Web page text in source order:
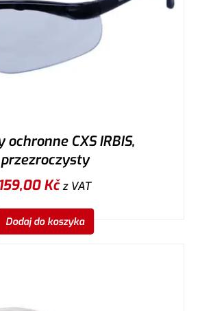
ochronne CXS IRBIS,
przezroczysty
159,00Kčz VAT
Dodaj do koszyka